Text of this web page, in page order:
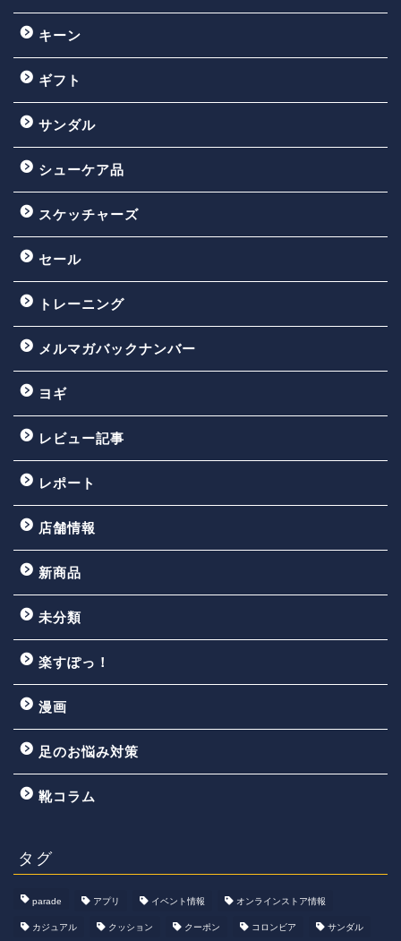
キーン
ギフト
サンダル
シューケア品
スケッチャーズ
セール
トレーニング
メルマガバックナンバー
ヨギ
レビュー記事
レポート
店舗情報
新商品
未分類
楽すぽっ！
漫画
足のお悩み対策
靴コラム
タグ
parade アプリ イベント情報 オンラインストア情報
カジュアル クッション クーポン コロンビア サンダル